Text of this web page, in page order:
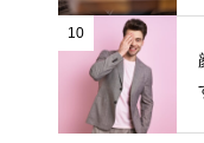
10